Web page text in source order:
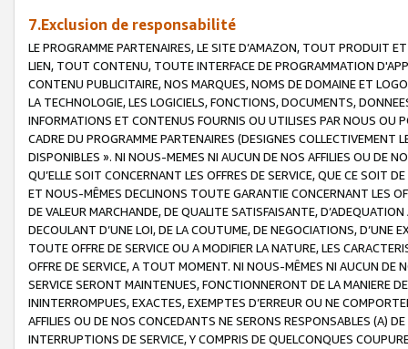
7.Exclusion de responsabilité
LE PROGRAMME PARTENAIRES, LE SITE D’AMAZON, TOUT PRODUIT
LIEN, TOUT CONTENU, TOUTE INTERFACE DE PROGRAMMATION
CONTENU PUBLICITAIRE, NOS MARQUES, NOMS DE DOMAINE ET
LA TECHNOLOGIE, LES LOGICIELS, FONCTIONS, DOCUMENTS,
INFORMATIONS ET CONTENUS FOURNIS OU UTILISES PAR NOUS OU
CADRE DU PROGRAMME PARTENAIRES (DESIGNES COLLECTIVEMENT
DISPONIBLES ». NI NOUS-MEMES NI AUCUN DE NOS AFFILIES OU DE
QU’ELLE SOIT CONCERNANT LES OFFRES DE SERVICE, QUE CE SOIT
ET NOUS-MÊMES DECLINONS TOUTE GARANTIE CONCERNANT LES
DE VALEUR MARCHANDE, DE QUALITE SATISFAISANTE,
DECOULANT D’UNE LOI, DE LA COUTUME, DE NEGOCIATIONS, D’UNE
TOUTE OFFRE DE SERVICE OU A MODIFIER LA NATURE, LES
OFFRE DE SERVICE, A TOUT MOMENT. NI NOUS-MÊMES NI AUCUN DE
SERVICE SERONT MAINTENUES, FONCTIONNERONT DE LA MANIERE
ININTERROMPUES, EXACTES, EXEMPTES D’ERREUR OU NE
AFFILIES OU DE NOS CONCEDANTS NE SERONS RESPONSABLES (A)
INTERRUPTIONS DE SERVICE, Y COMPRIS DE QUELCONQUES